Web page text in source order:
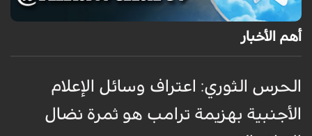
أهم الأخبار
الحرس الثوري: اعتراف وسائل الإعلام
الأجنبية بهزيمة ترامب هو ثمرة نضال